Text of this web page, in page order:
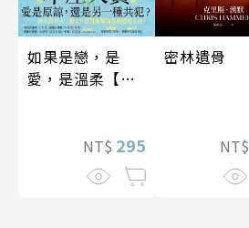
如果是戀，是
愛，是溫柔【限
NT$ 295
密林遺骨
NT$